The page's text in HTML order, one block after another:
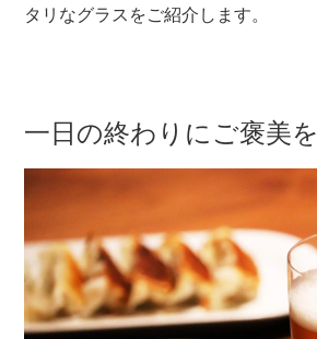
タリなグラスをご紹介します。
一日の終わりにご褒美を